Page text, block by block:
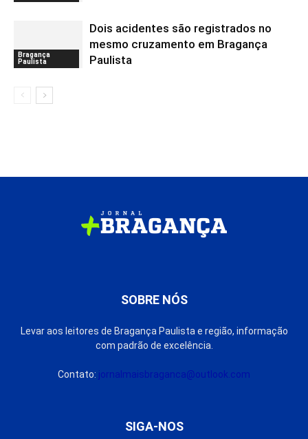
Bragança
Paulista
Dois acidentes são registrados no
mesmo cruzamento em Bragança
Paulista
SOBRE NÓS
Levar aos leitores de Bragança Paulista e região, informação
com padrão de excelência.
Contato: jornalmaisbraganca@outlook.com
SIGA-NOS